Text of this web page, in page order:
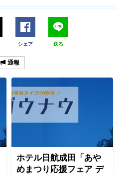
シェア 送る
通報
ホテル日航成田「あや
めまつり応援フェア デ